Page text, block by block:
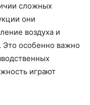
сложных
они
воздуха и
Это особенно важно
играют